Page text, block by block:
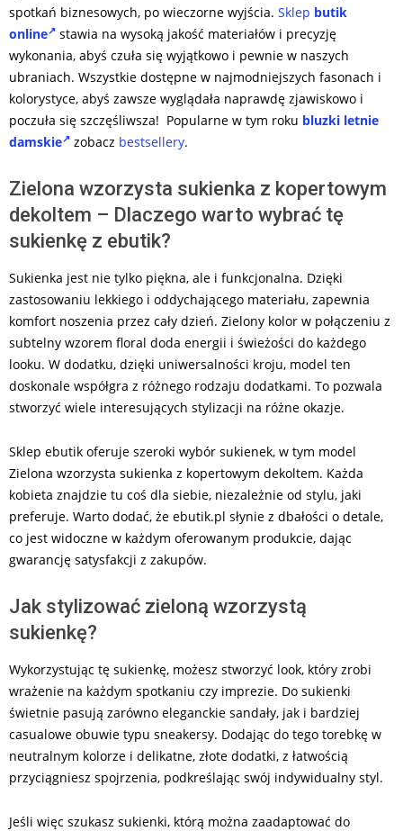
spotkań biznesowych, po wieczorne wyjścia. Sklep butik
online
stawia na wysoką jakość materiałów i precyzję
wykonania, abyś czuła się wyjątkowo i pewnie w naszych
ubraniach. Wszystkie dostępne w najmodniejszych fasonach i
kolorystyce, abyś zawsze wyglądała naprawdę zjawiskowo i
poczuła się szczęśliwsza! Popularne w tym roku bluzki letnie
damskie
zobacz bestsellery.
Zielona wzorzysta sukienka z kopertowym
dekoltem – Dlaczego warto wybrać tę
sukienkę z ebutik?
Sukienka jest nie tylko piękna, ale i funkcjonalna. Dzięki
zastosowaniu lekkiego i oddychającego materiału, zapewnia
komfort noszenia przez cały dzień. Zielony kolor w połączeniu z
subtelny wzorem floral doda energii i świeżości do każdego
looku. W dodatku, dzięki uniwersalności kroju, model ten
doskonale współgra z różnego rodzaju dodatkami. To pozwala
stworzyć wiele interesujących stylizacji na różne okazje.
Sklep ebutik oferuje szeroki wybór sukienek, w tym model
Zielona wzorzysta sukienka z kopertowym dekoltem. Każda
kobieta znajdzie tu coś dla siebie, niezależnie od stylu, jaki
preferuje. Warto dodać, że ebutik.pl słynie z dbałości o detale,
co jest widoczne w każdym oferowanym produkcie, dając
gwarancję satysfakcji z zakupów.
Jak stylizować zieloną wzorzystą
sukienkę?
Wykorzystując tę sukienkę, możesz stworzyć look, który zrobi
wrażenie na każdym spotkaniu czy imprezie. Do sukienki
świetnie pasują zarówno eleganckie sandały, jak i bardziej
casualowe obuwie typu sneakersy. Dodając do tego torebkę w
neutralnym kolorze i delikatne, złote dodatki, z łatwością
przyciągniesz spojrzenia, podkreślając swój indywidualny styl.
Jeśli więc szukasz sukienki, którą można zaadaptować do